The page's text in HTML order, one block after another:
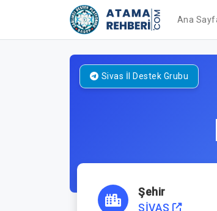
Ana
Sivas İl Destek Grubu
Şehir
SİVAS